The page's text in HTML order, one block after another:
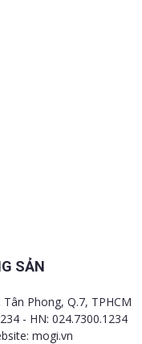
SẢN
Phong, Q.7, TPHCM
- HN: 024.7300.1234
mogi.vn